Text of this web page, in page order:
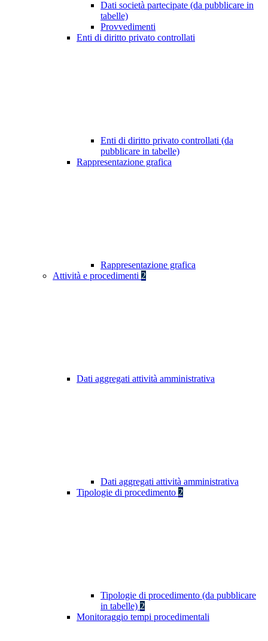
Dati società partecipate (da pubblicare in
tabelle)
Provvedimenti
Enti di diritto privato controllati
Enti di diritto privato controllati (da
pubblicare in tabelle)
Rappresentazione grafica
Rappresentazione grafica
Attività e procedimenti 2
Dati aggregati attività amministrativa
Dati aggregati attività amministrativa
Tipologie di procedimento 2
Tipologie di procedimento (da pubblicare
in tabelle) 2
Monitoraggio tempi procedimentali